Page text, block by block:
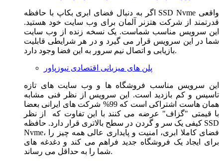
اگر به دنبال فضای ابری بکاپ با حافظه SSD Nvme واقعی
قدرتمند از شرکت هتزنر آلمان برای وب سایت خود هستید.
این سرویس مناسب شماست. یک نسخه زنده از وب سایت
شما در این سرویس قرار می گیرد و در هر شرایطی قابلیت
بازیابی و اتصال نیم سرور به این فضا وجود دارد.
پلن های میزبانی اقتصادی نیوزپاور
این سرویس مناسب فروشگاه ها و وب سایت های تازه
تاسیس و کم بازدید است. این سرویس از نظر فنی مشابه
همان هاست اشتراکی است که 99% شرکت های ایرانی بعضا
با قیمتی "گزاف" عرضه می کنند با این تفاوت که از نظر
کیفی یک سر و گردن در سطح بالاتری قرار دارد. حافظه SSD
Nvme، فضای کاملا ابری، امنیت و پایداری عالی همه چیز را
برای ایجاد یک فروشگاه جدید فراهم می کند و دغدغه های
شما را به حداقل می رساند.